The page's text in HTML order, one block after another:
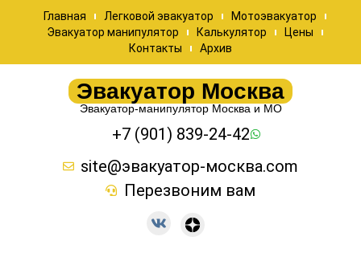
Главная Легковой эвакуатор
Мотоэвакуатор
Эвакуатор манипулятор
Калькулятор
Цены
Контакты
Архив
Эвакуатор Москва
Эвакуатор-манипулятор Москва и МО
+7 (901) 839-24-42
site@эвакуатор-москва.com
Перезвоним вам